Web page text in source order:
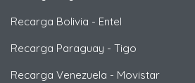
Recarga Bolivia - Entel
Recarga Paraguay - Tigo
Recarga Venezuela - Movistar